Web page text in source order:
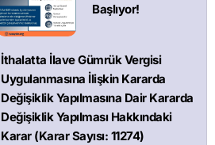
Başlıyor!
İthalatta İlave Gümrük Vergisi
Uygulanmasına İlişkin Kararda
Değişiklik Yapılmasına Dair Kararda
Değişiklik Yapılması Hakkındaki
Karar (Karar Sayısı: 11274)